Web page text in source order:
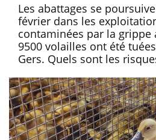
Les abattages se
février dans les
contaminées par la grippe
9500 volailles ont été
Gers. Quels sont les